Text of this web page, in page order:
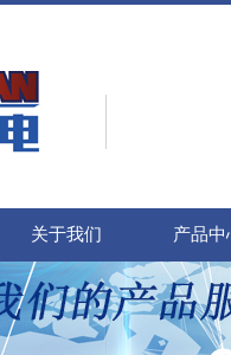
关于我们 产品中